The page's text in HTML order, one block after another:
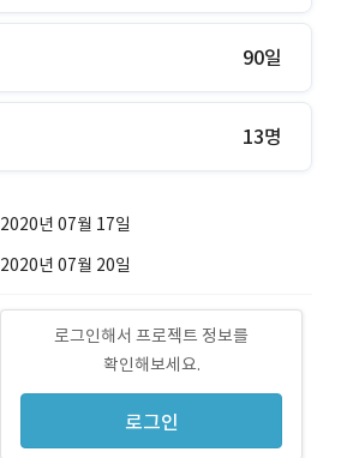
90일
13명
2020년 07월 17일
2020년 07월 20일
로그인해서 프로젝트 정보를
확인해보세요.
로그인